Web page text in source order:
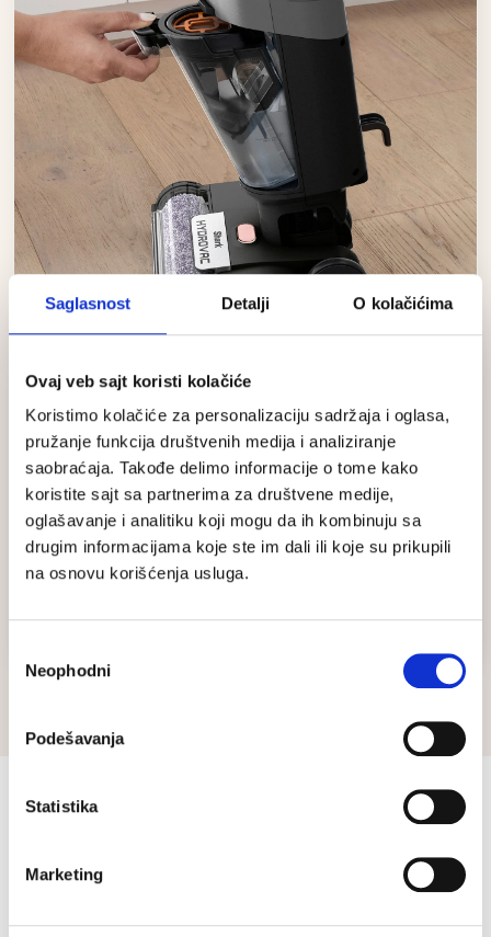
Saglasnost Detalji O kolačićima
Ovaj veb sajt koristi kolačiće
Koristimo kolačiće za personalizaciju sadržaja i oglasa,
pružanje funkcija društvenih medija i analiziranje
saobraćaja. Takođe delimo informacije o tome kako
koristite sajt sa partnerima za društvene medije,
oglašavanje i analitiku koji mogu da ih kombinuju sa
drugim informacijama koje ste im dali ili koje su prikupili
na osnovu korišćenja usluga.
сагласности
Neophodni
Podešavanja
Statistika
Marketing
Lako pražnjenje
Dva odvojena rezervoara za vodu sprečavaju mešanje
čiste i prljave vode. Zahvaljujući naprednoj tehnologiji
filtriranja nečistoća, čvrsti ostaci se efikasno odvajaju
unutar rezervoara za prljavu vodu, omogućavajući vam
da brzo i jednostavno ispraznite nečistoće pomoću
funkcije Express Empty. Režim automatskog samočišćenja